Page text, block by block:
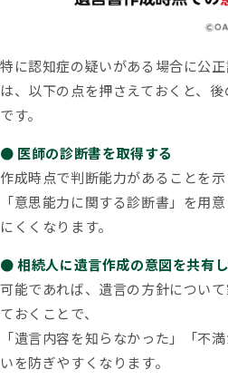
特に認知症の疑いがある場合に公
は、以下の点を押さえておくと、
です。
● 医師の診断書を取得する
作成時点で判断能力があることを示
「意思能力に関する診断書」を用
にくくなります。
● 相続人に遺言作成の意図を共有
可能であれば、遺言の方針につい
ておくことで、
「遺言内容を知らなかった」「不
いを防ぎやすくなります。